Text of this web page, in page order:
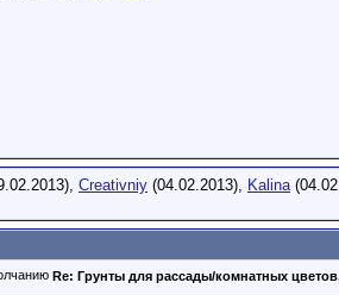
Creativniy (04.02.2013), Kalina
Re: Грунты для рассады/комнатных